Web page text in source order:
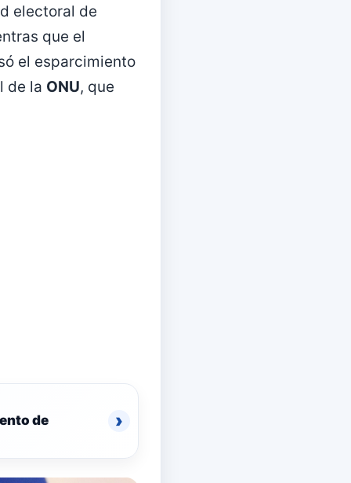
electoral de
que el
el esparcimiento
de la ONU, que
de
›